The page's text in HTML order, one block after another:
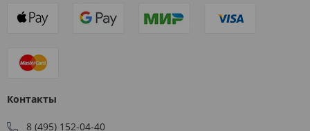
Контакты
8 (495) 152-04-40